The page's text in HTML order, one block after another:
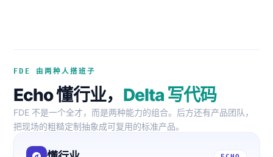
FDE 由两种人搭班子
Echo 懂行业， Delta 写代码
FDE 不是一个全才，而是两种能力的组合。后方还有产品团队，
把现场的粗糙定制抽象成可复用的标准产品。